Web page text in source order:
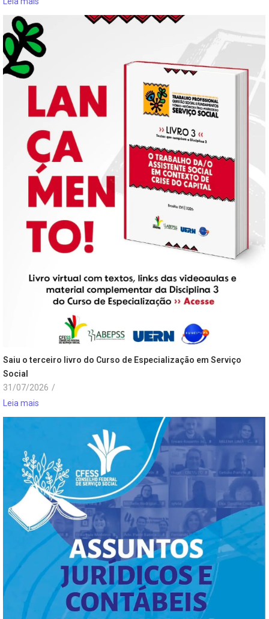
Saiu o terceiro livro do Curso de Especialização em Serviço
Social
31/07/2026 /
Leia mais